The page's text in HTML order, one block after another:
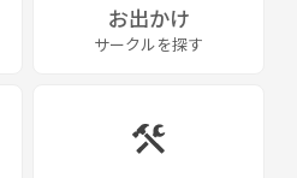
お出かけ
サークルを探す